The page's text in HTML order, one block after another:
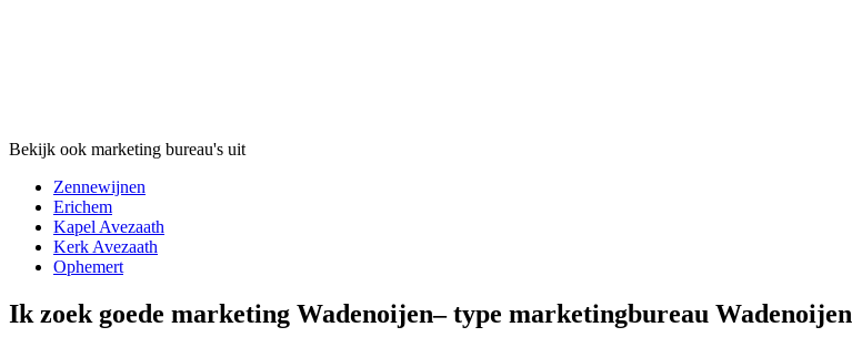
Bekijk ook marketing bureau's uit
Zennewijnen
Erichem
Kapel Avezaath
Kerk Avezaath
Ophemert
Ik zoek goede marketing Wadenoijen– type marketingbureau Wadenoijen